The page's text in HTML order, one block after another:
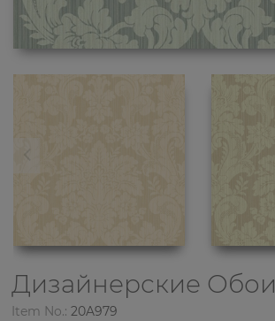
Дизайнерские Обои
Item No.: 20A979